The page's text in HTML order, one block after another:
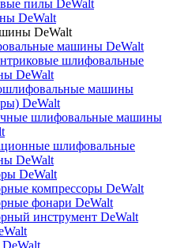
пилы DeWalt
DeWalt
DeWalt
машины DeWalt
шлифовальные
DeWalt
машины
DeWalt
шлифовальные машины
шлифовальные
DeWalt
DeWalt
компрессоры DeWalt
фонари DeWalt
инструмент DeWalt